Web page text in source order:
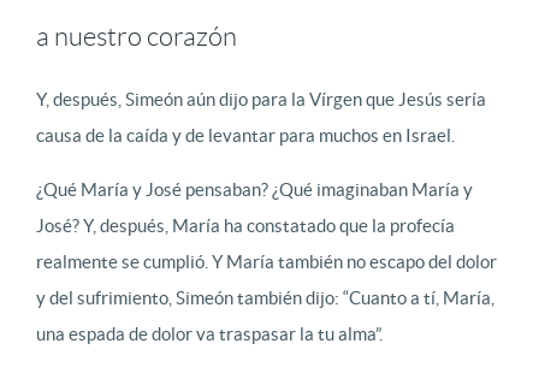
a nuestro corazón
Y, después, Simeón aún dijo para la Vírgen que Jesús sería
causa de la caída y de levantar para muchos en Israel.
¿Qué María y José pensaban? ¿Qué imaginaban María y
José? Y, después, María ha constatado que la profecía
realmente se cumplió. Y María también no escapo del dolor
y del sufrimiento, Simeón también dijo: “Cuanto a tí, María,
una espada de dolor va traspasar la tu alma”.